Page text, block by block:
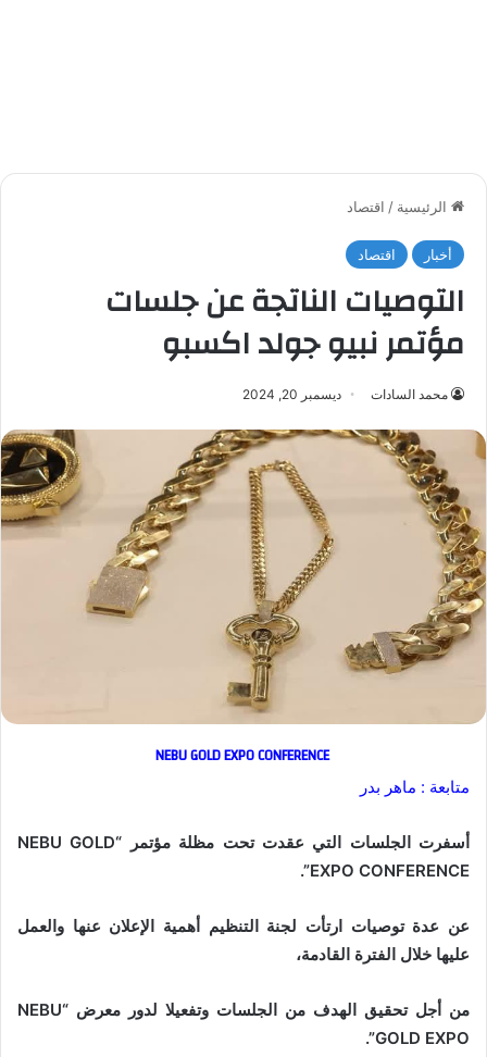
الرئيسية / اقتصاد
أخبار اقتصاد
التوصيات الناتجة عن جلسات
مؤتمر نبيو جولد اكسبو
محمد السادات ديسمبر 20, 2024
NEBU GOLD EXPO CONFERENCE
متابعة : ماهر بدر
أسفرت الجلسات التي عقدت تحت مظلة مؤتمر “NEBU GOLD
EXPO CONFERENCE”.
عن عدة توصيات ارتأت لجنة التنظيم أهمية الإعلان عنها والعمل
عليها خلال الفترة القادمة،
من أجل تحقيق الهدف من الجلسات وتفعيلا لدور معرض “NEBU
GOLD EXPO”.